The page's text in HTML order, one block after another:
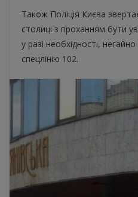
Також Поліція Києва
столиці з проханням бути
у разі необхідності,
спецлінію 102.